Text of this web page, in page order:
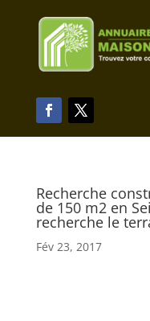
Recherche
de 150 m2 en
recherche le
Fév 23, 2017